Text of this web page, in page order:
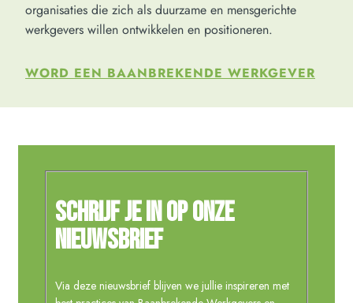
organisaties die zich als duurzame en mensgerichte
werkgevers willen ontwikkelen en positioneren.
WORD EEN BAANBREKENDE WERKGEVER